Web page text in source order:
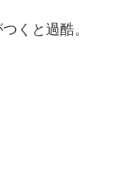
くと過酷。